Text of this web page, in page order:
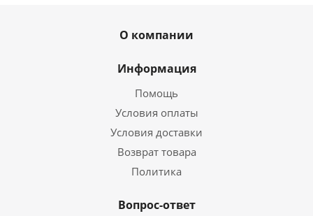
О компании
Информация
Помощь
Условия оплаты
Условия доставки
Возврат товара
Политика
Вопрос-ответ